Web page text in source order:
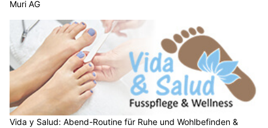
Muri AG
Vida y Salud: Abend-Routine für Ruhe und Wohlbefinden &